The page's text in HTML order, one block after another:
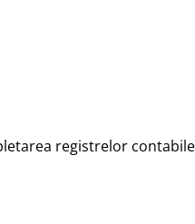
registrelor